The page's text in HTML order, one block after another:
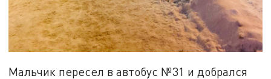
Мальчик пересел в автобус №31 и добрался